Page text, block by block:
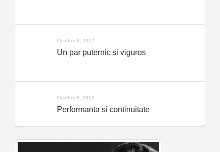
October 8, 2012
Un par puternic si viguros
October 8, 2012
Performanta si continuitate